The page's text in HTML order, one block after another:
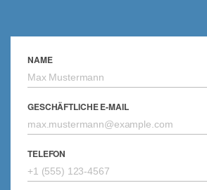
NAME
GESCHÄFTLICHE E-MAIL
TELEFON